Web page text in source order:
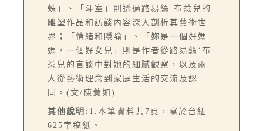
蛛」、「斗室」則透過路易絲˙布惹兒的
雕塑作品和訪談內容深入剖析其藝術世
界；「情緒和隱喻」、「妳是一個好媽
媽，一個好女兒」則是作者從路易絲˙布
惹兒的言談中對她的細膩觀察，以及兩
人從藝術理念到家庭生活的交流及認
同。(文/陳薏如)
其他說明: 1.本筆資料共7頁，寫於台紐
625字稿紙。